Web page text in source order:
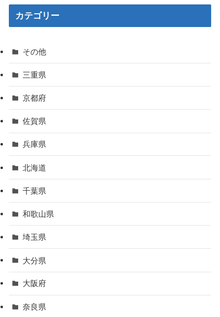
カテゴリー
その他
三重県
京都府
佐賀県
兵庫県
北海道
千葉県
和歌山県
埼玉県
大分県
大阪府
奈良県